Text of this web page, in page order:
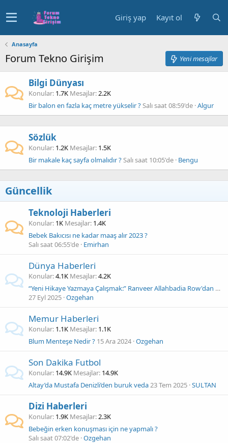
Giriş yap Kayıt ol
Anasayfa
Forum Tekno Girişim Yeni mesajlar
Bilgi Dünyası
Konular 1.7K Mesajlar 2.2K
Bir balon en fazla kaç metre yükselir ?Salı saat 08:59'de Algur
Sözlük
Konular 1.2K Mesajlar 1.5K
Bir makale kaç sayfa olmalıdır ?Salı saat 10:05'de Bengu
Güncellik
Teknoloji Haberleri
Konular 1K Mesajlar 1.4K
Bebek Bakıcısı ne kadar maaş alır 2023 ?
Salı saat 06:55'de Emirhan
Dünya Haberleri
Konular 4.1K Mesajlar 4.2K
“Yeni Hikaye Yazmaya Çalışmak:” Ranveer Allahbadia Row'dan sonra podcast'e devam ediyor
27 Eyl 2025 Ozgehan
Memur Haberleri
Konular 1.1K Mesajlar 1.1K
Blum Menteşe Nedir ? 15 Ara 2024 Ozgehan
Son Dakika Futbol
Konular 14.9K Mesajlar 14.9K
Altay’da Mustafa Denizli’den buruk veda23 Tem 2025 SULTAN
Dizi Haberleri
Konular 1.9K Mesajlar 2.3K
Bebeğin erken konuşması için ne yapmalı ?
Salı saat 07:02'de Ozgehan